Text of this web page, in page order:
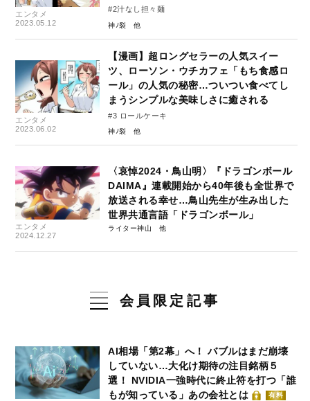
エンタメ
2023.05.12
#2汁なし担々麺
神ﾉ裂
エンタメ
2023.06.02
【漫画】超ロングセラーの人気スイー
ツ、ローソン・ウチカフェ「もち食感ロ
ール」の人気の秘密…ついつい食べてし
まうシンプルな美味しさに癒される
#3 ロールケーキ
神ﾉ裂
エンタメ
2024.12.27
〈哀悼2024・鳥山明〉『ドラゴンボール
DAIMA』連載開始から40年後も全世界で
放送される幸せ…鳥山先生が生み出した
世界共通言語「ドラゴンボール」
ライター神山
会員限定記事
AI相場「第2幕」へ！ バブルはまだ崩壊
していない…大化け期待の注目銘柄５
選！ NVIDIA一強時代に終止符を打つ「誰
もが知っている」あの会社とは
有料